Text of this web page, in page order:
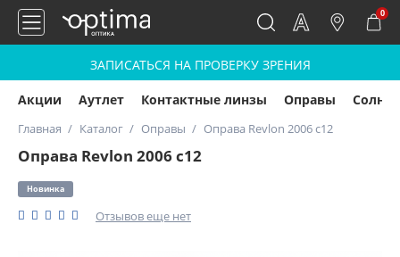
0
ЗАПИСАТЬСЯ НА ПРОВЕРКУ ЗРЕНИЯ
Акции Аутлет Контактные линзы Оправы
Главная Каталог Оправы Оправа Revlon 2006 c12
Оправа Revlon 2006 c12
Новинка
Отзывов еще нет